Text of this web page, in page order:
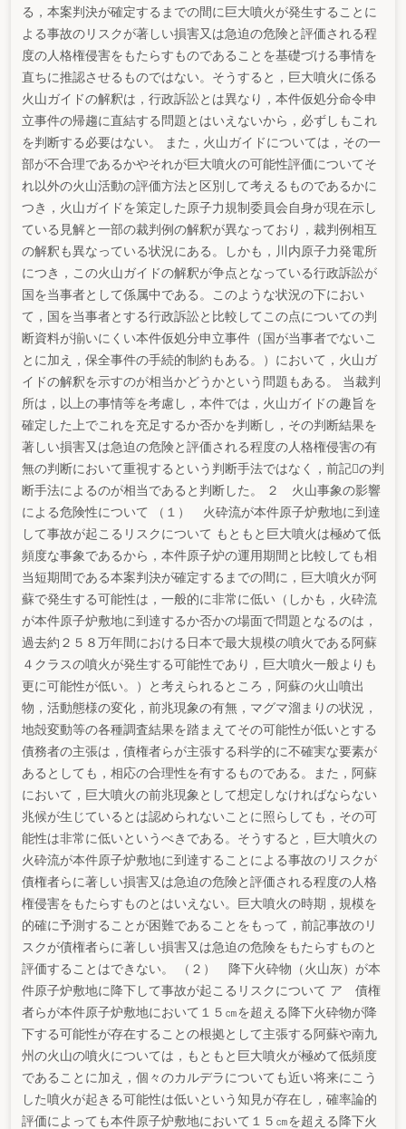
る，本案判決が確定するまでの間に巨大噴火が発生することに
よる事故のリスクが著しい損害又は急迫の危険と評価される程
度の人格権侵害をもたらすものであることを基礎づける事情を
直ちに推認させるものではない。そうすると，巨大噴火に係る
火山ガイドの解釈は，行政訴訟とは異なり，本件仮処分命令申
立事件の帰趨に直結する問題とはいえないから，必ずしもこれ
を判断する必要はない。 また，火山ガイドについては，その一
部が不合理であるかやそれが巨大噴火の可能性評価についてそ
れ以外の火山活動の評価方法と区別して考えるものであるかに
つき，火山ガイドを策定した原子力規制委員会自身が現在示し
ている見解と一部の裁判例の解釈が異なっており，裁判例相互
の解釈も異なっている状況にある。しかも，川内原子力発電所
につき，この火山ガイドの解釈が争点となっている行政訴訟が
国を当事者として係属中である。このような状況の下におい
て，国を当事者とする行政訴訟と比較してこの点についての判
断資料が揃いにくい本件仮処分申立事件（国が当事者でないこ
とに加え，保全事件の手続的制約もある。）において，火山ガ
イドの解釈を示すのが相当かどうかという問題もある。 当裁判
所は，以上の事情等を考慮し，本件では，火山ガイドの趣旨を
確定した上でこれを充足するか否かを判断し，その判断結果を
著しい損害又は急迫の危険と評価される程度の人格権侵害の有
無の判断において重視するという判断手法ではなく，前記の判
断手法によるのが相当であると判断した。 ２ 火山事象の影響
による危険性について （１） 火砕流が本件原子炉敷地に到達
して事故が起こるリスクについて もともと巨大噴火は極めて低
頻度な事象であるから，本件原子炉の運用期間と比較しても相
当短期間である本案判決が確定するまでの間に，巨大噴火が阿
蘇で発生する可能性は，一般的に非常に低い（しかも，火砕流
が本件原子炉敷地に到達するか否かの場面で問題となるのは，
過去約２５８万年間における日本で最大規模の噴火である阿蘇
４クラスの噴火が発生する可能性であり，巨大噴火一般よりも
更に可能性が低い。）と考えられるところ，阿蘇の火山噴出
物，活動態様の変化，前兆現象の有無，マグマ溜まりの状況，
地殻変動等の各種調査結果を踏まえてその可能性が低いとする
債務者の主張は，債権者らが主張する科学的に不確実な要素が
あるとしても，相応の合理性を有するものである。また，阿蘇
において，巨大噴火の前兆現象として想定しなければならない
兆候が生じているとは認められないことに照らしても，その可
能性は非常に低いというべきである。そうすると，巨大噴火の
火砕流が本件原子炉敷地に到達することによる事故のリスクが
債権者らに著しい損害又は急迫の危険と評価される程度の人格
権侵害をもたらすものとはいえない。巨大噴火の時期，規模を
的確に予測することが困難であることをもって，前記事故のリ
スクが債権者らに著しい損害又は急迫の危険をもたらすものと
評価することはできない。 （２） 降下火砕物（火山灰）が本
件原子炉敷地に降下して事故が起こるリスクについて ア 債権
者らが本件原子炉敷地において１５㎝を超える降下火砕物が降
下する可能性が存在することの根拠として主張する阿蘇や南九
州の火山の噴火については，もともと巨大噴火が極めて低頻度
であることに加え，個々のカルデラについても近い将来にこう
した噴火が起きる可能性は低いという知見が存在し，確率論的
評価によっても本件原子炉敷地において１５㎝を超える降下火